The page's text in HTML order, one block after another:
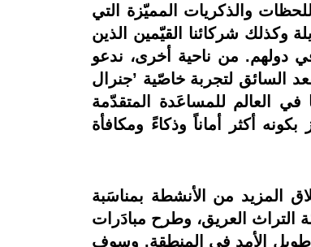
والذكريات المميّزة التي
وكذلك شركائنا القيّمين الذين
في دولهم. من ناحية أخرى، ندعو
السائق لتجربة خاصّية ’جنرال
في العالم للمساعَدة المتقدّمة
أكثر أماناً وذكاءً ومكافأة
المزيد من الأنشطة بمناسَبة
التراث العريق، وطرح مبادَرات
طويل الأمد في المنطقة. وسوف